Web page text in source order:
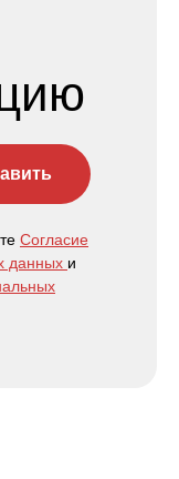
Согласие
данных и